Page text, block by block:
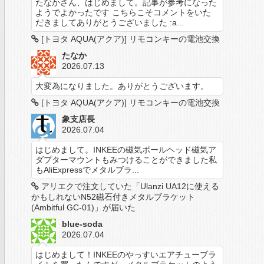
たなかさん、はじめまして。記事が参考になった
ようでよかったです こちらこそコメントをいた
だきましてありがとうございました :a...
[トヨタ AQUA(アクア)] リモコンキーの電池交換
たなか
2026.07.13
大変為になりました。ありがとうございます。
[トヨタ AQUA(アクア)] リモコンキーの電池交換
象支店長
2026.07.04
はじめまして。INKEEの磁気ボールヘッド磁気ア
ダプターマウントもみつけることができました私
もAliExpressでメタルブラ...
アリエクで注文していた「Ulanzi UA12に使える
かもしれないN52磁石付きメタルブラケット
(Ambitful GC-01)」が届いた
blue-soda
2026.07.04
はじめまして！INKEEのやっすいエアチューブラ